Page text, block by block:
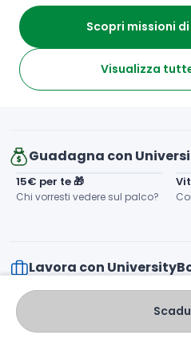
Risparmia con
CONSULENZA GRATUITA
Recupera Anni Scolastici:
Guadagna con
15€ per te 🎁
Chi vorresti vedere sul palco?
Lavora con
City Leader
Scopri missioni
Visualizza